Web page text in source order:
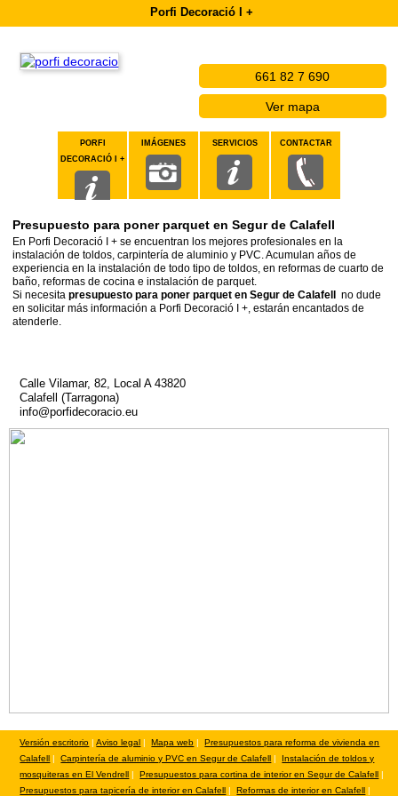
Porfi Decoració I +
661 82 7 690
Ver mapa
PORFI
DECORACIÓ I +
IMÁGENES SERVICIOS CONTACTAR
Presupuesto para poner parquet en Segur de Calafell
En Porfi Decoració I + se encuentran los mejores profesionales en la
instalación de toldos, carpintería de aluminio y PVC. Acumulan años de
experiencia en la instalación de todo tipo de toldos, en reformas de cuarto de
baño, reformas de cocina e instalación de parquet.
Si necesita presupuesto para poner parquet en Segur de Calafell
no dude
en solicitar más información a Porfi Decoració I +, estarán encantados de
atenderle.
Calle Vilamar, 82, Local A 43820
Calafell (Tarragona)
info@porfidecoracio.eu
Versión escritorio |Aviso legal |Mapa web |Presupuestos para reforma de vivienda en
Calafell |Carpintería de aluminio y PVC en Segur de Calafell | Instalación de toldos y
mosquiteras en El Vendrell |Presupuestos para cortina de interior en Segur de Calafell |
Presupuestos para tapicería de interior en Calafell |Reformas de interior en Calafell |